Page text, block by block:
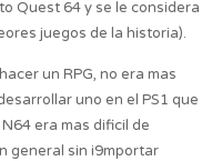
Quest 64 y se le considera
juegos de la historia).
un RPG, no era mas
uno en el PS1 que
era mas dificil de
general sin i9mportar